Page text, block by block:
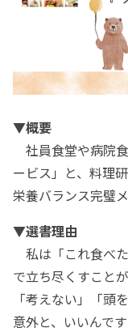
▼概要
社員食堂や病院
ービス」と、料理
栄養バランス完璧
▼選書理由
私は「これ食べ
で立ち尽くすこと
「考えない」「頭
意外と、いいんです